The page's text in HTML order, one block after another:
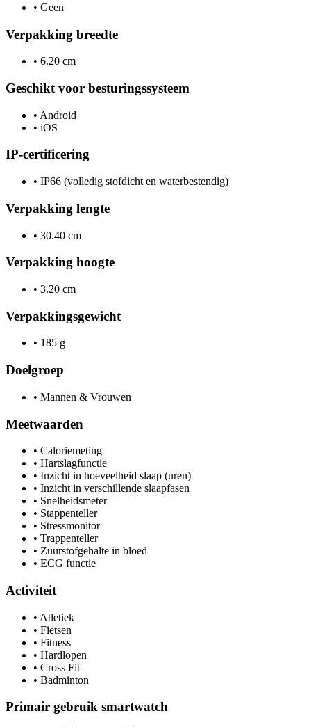
• Geen
Verpakking breedte
• 6.20 cm
Geschikt voor besturingssysteem
• Android
• iOS
IP-certificering
• IP66 (volledig stofdicht en waterbestendig)
Verpakking lengte
• 30.40 cm
Verpakking hoogte
• 3.20 cm
Verpakkingsgewicht
• 185 g
Doelgroep
• Mannen & Vrouwen
Meetwaarden
• Caloriemeting
• Hartslagfunctie
• Inzicht in hoeveelheid slaap (uren)
• Inzicht in verschillende slaapfasen
• Snelheidsmeter
• Stappenteller
• Stressmonitor
• Trappenteller
• Zuurstofgehalte in bloed
• ECG functie
Activiteit
• Atletiek
• Fietsen
• Fitness
• Hardlopen
• Cross Fit
• Badminton
Primair gebruik smartwatch